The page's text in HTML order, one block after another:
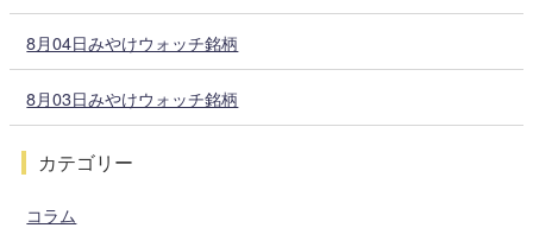
8月04日みやけウォッチ銘柄
8月03日みやけウォッチ銘柄
カテゴリー
コラム